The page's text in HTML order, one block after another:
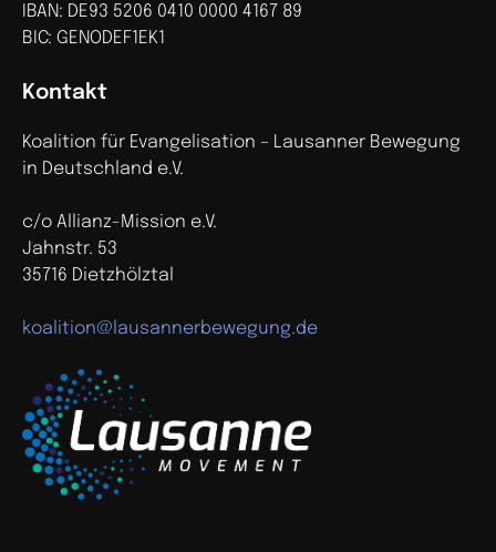
Kontakt
Koalition für Evangelisation – Lausanner Bewegung
in Deutschland e.V.
c/o Allianz-Mission e.V.
Jahnstr. 53
35716 Dietzhölztal
koalition@lausannerbewegung.de
IBAN: DE93 5206 0410 0000 4167 89
BIC: GENODEF1EK1